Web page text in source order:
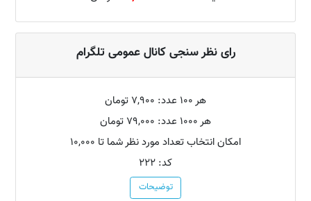
رای نظر سنجی کانال عمومی تلگرام
هر 100 عدد: 7,900 تومان
هر 1000 عدد: 79,000 تومان
امکان انتخاب تعداد مورد نظر شما تا 10,000
کد: 222
توضیحات